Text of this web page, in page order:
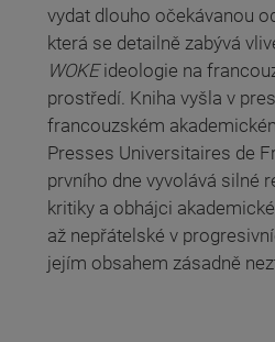
vydat dlouho očekávanou
která se detailně zabývá
WOKEideologie na
prostředí. Kniha vyšla v
francouzském
Presses Universitaires de
prvního dne vyvolává silné
kritiky a obhájci
až nepřátelské v
jejím obsahem zásadně